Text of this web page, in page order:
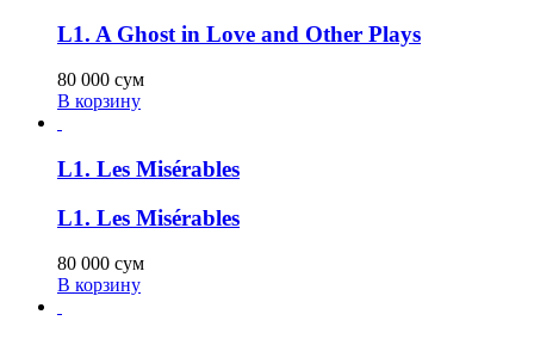
L1. A Ghost in Love and Other Plays
80 000 сум
В корзину
L1. Les Misérables
L1. Les Misérables
80 000 сум
В корзину